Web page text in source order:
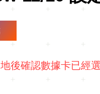
後確認數據卡已經